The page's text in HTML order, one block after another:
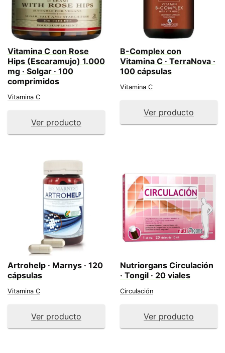
Vitamina C con Rose
Hips (Escaramujo) 1.000
mg · Solgar · 100
comprimidos
Vitamina C
Ver producto
B-Complex con
Vitamina C · TerraNova ·
100 cápsulas
Vitamina C
Ver producto
Artrohelp · Marnys · 120
cápsulas
Vitamina C
Ver producto
Nutriorgans Circulación
· Tongil · 20 viales
Circulación
Ver producto